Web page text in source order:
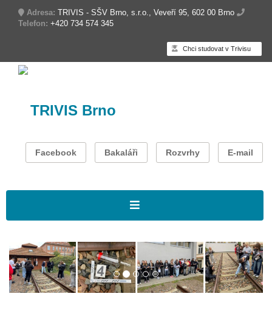
Adresa: TRIVIS - SŠV Brno, s.r.o., Veveří 95, 602 00 Brno
Telefon: +420 734 574 345
Chci studovat v Trivisu
TRIVIS Brno
Facebook Bakaláři Rozvrhy E-mail